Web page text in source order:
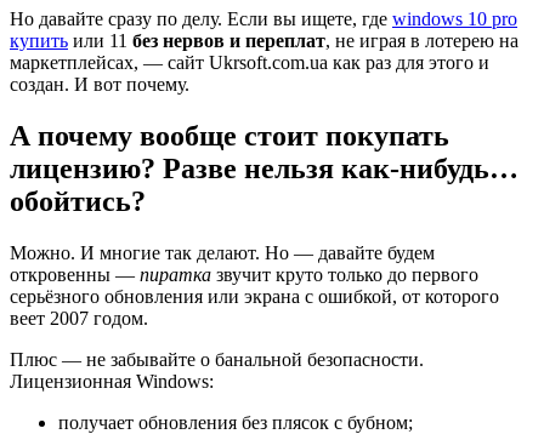
Но давайте сразу по делу. Если вы ищете, где windows 10 pro
купить или 11 без нервов и переплат, не играя в лотерею на
маркетплейсах, — сайт Ukrsoft.com.ua как раз для этого и
создан. И вот почему.
А почему вообще стоит покупать
лицензию? Разве нельзя как-нибудь…
обойтись?
Можно. И многие так делают. Но — давайте будем
откровенны — пиратка звучит круто только до первого
серьёзного обновления или экрана с ошибкой, от которого
веет 2007 годом.
Плюс — не забывайте о банальной безопасности.
Лицензионная Windows:
получает обновления без плясок с бубном;